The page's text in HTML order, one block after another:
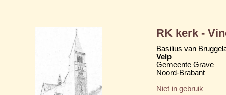
RK kerk -
Basilius van
Velp
Gemeente Grave
Noord-Brabant
Niet in gebruik